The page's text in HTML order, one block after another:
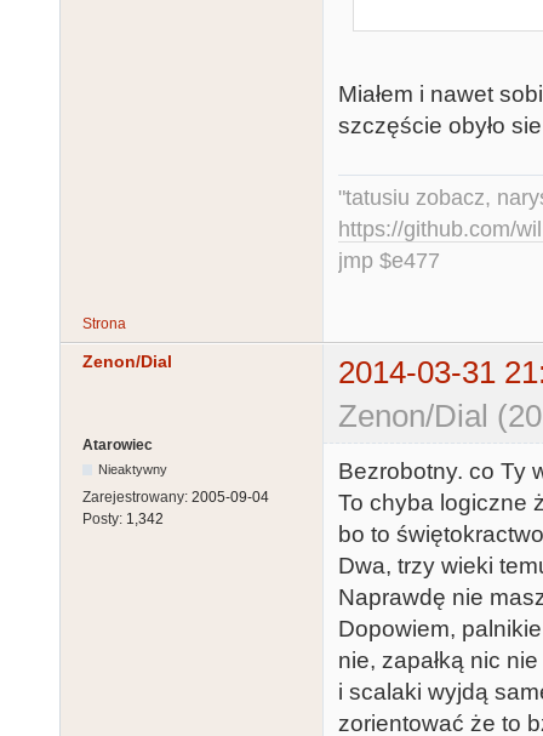
Miałem i nawet
szczęście obyło
"tatusiu zobacz,
https://github.com/
jmp $e477
Strona
Zenon/Dial
2014-03-31
Zenon/Dial
Atarowiec
Nieaktywny
Zarejestrowany: 2005-09-04
Posty: 1,342
Bezrobotny. co Ty
To chyba logiczne
bo to
Dwa, trzy wieki
Naprawdę nie
Dopowiem,
nie, zapałką nic
i scalaki wyjdą
zorientować że to